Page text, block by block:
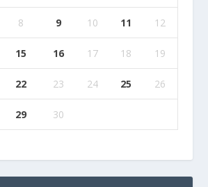
8 9 10 11 12
15 16 17 18 19
22 23 24 25 26
29
30